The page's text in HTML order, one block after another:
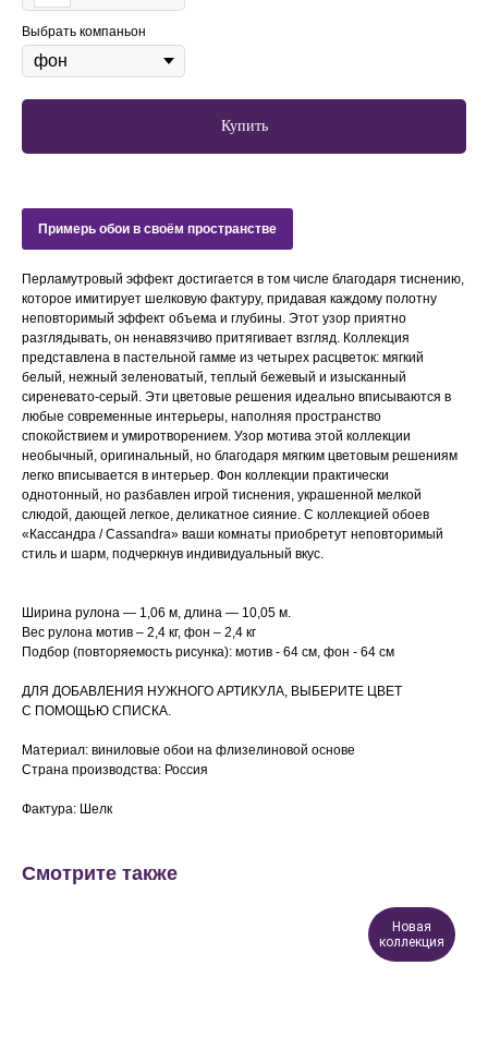
Выбрать компаньон
Купить
Примерь обои в своём пространстве
Перламутровый эффект достигается в том числе благодаря тиснению,
которое имитирует шелковую фактуру, придавая каждому полотну
неповторимый эффект объема и глубины. Этот узор приятно
разглядывать, он ненавязчиво притягивает взгляд. Коллекция
представлена в пастельной гамме из четырех расцветок: мягкий
белый, нежный зеленоватый, теплый бежевый и изысканный
сиреневато-серый. Эти цветовые решения идеально вписываются в
любые современные интерьеры, наполняя пространство
спокойствием и умиротворением. Узор мотива этой коллекции
необычный, оригинальный, но благодаря мягким цветовым решениям
легко вписывается в интерьер. Фон коллекции практически
однотонный, но разбавлен игрой тиснения, украшенной мелкой
слюдой, дающей легкое, деликатное сияние. С коллекцией обоев
«Кассандра / Cassandra» ваши комнаты приобретут неповторимый
стиль и шарм, подчеркнув индивидуальный вкус.
Ширина рулона — 1,06 м, длина — 10,05 м.
Вес рулона мотив – 2,4 кг, фон – 2,4 кг
Подбор (повторяемость рисунка): мотив - 64 см, фон - 64 см
ДЛЯ ДОБАВЛЕНИЯ НУЖНОГО АРТИКУЛА, ВЫБЕРИТЕ ЦВЕТ
С ПОМОЩЬЮ СПИСКА.
Материал: виниловые обои на флизелиновой основе
Страна производства: Россия
Фактура: Шелк
Смотрите также
Новая
коллекция